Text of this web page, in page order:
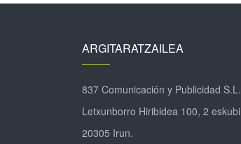
ARGITARATZAILEA
837 Comunicación y Publicidad S.L.
Letxunborro Hiribidea 100, 2 eskubi
20305 Irun.